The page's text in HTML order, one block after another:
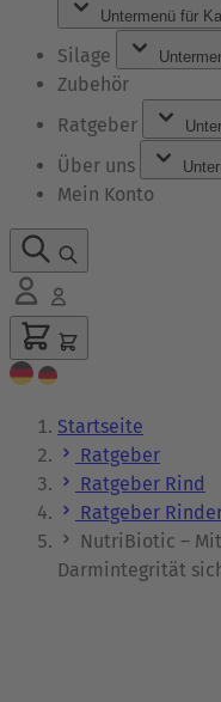
Untermenü für
Silage
Zubehör
Ratgeber
Über uns
Mein Konto
Startseite
Ratgeber
Ratgeber Rind
Ratgeber
NutriBiotic –
Darmintegrität